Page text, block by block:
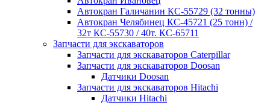
Автокран Галичанин КС-55729 (32 тонны)
Автокран Челябинец КС-45721 (25 тонн) /
32т КС-55730 / 40т. КС-65711
Запчасти для экскаваторов
Запчасти для экскаваторов Caterpillar
Запчасти для экскаваторов Doosan
Датчики Doosan
Запчасти для экскаваторов Hitachi
Датчики Hitachi